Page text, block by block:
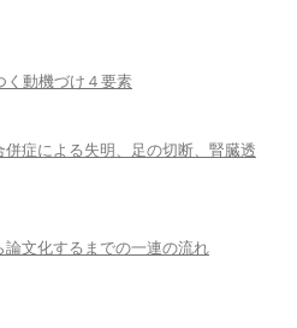
く動機づけ４要素
症による失明、足の切断、腎臓透
文化するまでの一連の流れ